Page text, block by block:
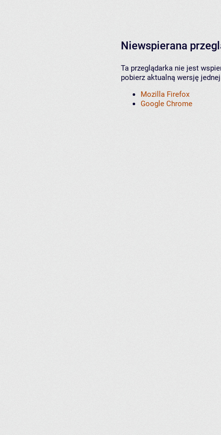
Niewspierana
Ta przeglądarka nie jest
pobierz aktualną wersję
Mozilla Firefox
Google Chrome